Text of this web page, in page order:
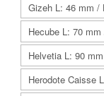
Gizeh L: 46 mm /
Hecube L: 70
Helvetia L: 90
Herodote Caisse